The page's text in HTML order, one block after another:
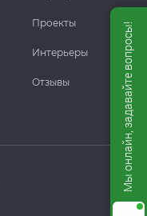
Проекты
Интерьеры
Отзывы Мы онлайн, задавайте вопросы!